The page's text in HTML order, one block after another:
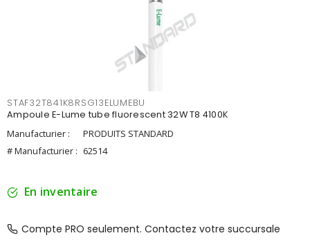
STAF32T841K8RSG13ELUMEBU
Ampoule E-Lume tube fluorescent 32W T8 4100K
Manufacturier :
PRODUITS STANDARD
# Manufacturier : 62514
En inventaire
Compte PRO seulement. Contactez votre succursale